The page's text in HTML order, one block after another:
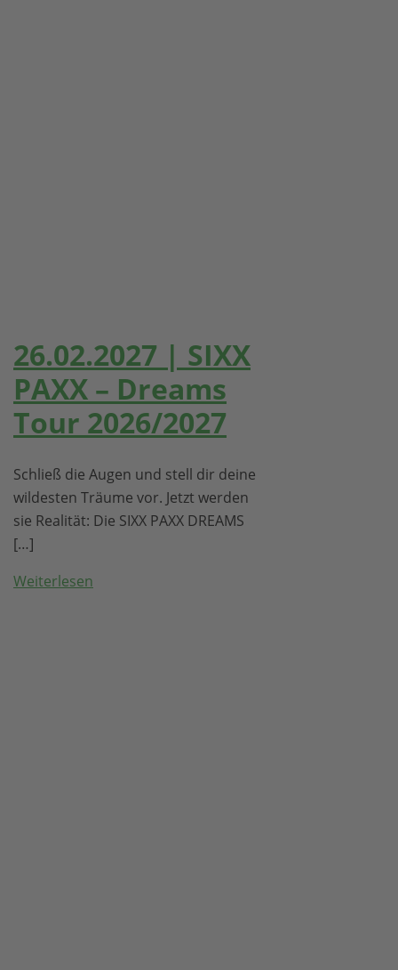
26.02.2027 | SIXX
PAXX – Dreams
Tour 2026/2027
Schließ die Augen und stell dir deine
wildesten Träume vor. Jetzt werden
sie Realität: Die SIXX PAXX DREAMS
[…]
Weiterlesen